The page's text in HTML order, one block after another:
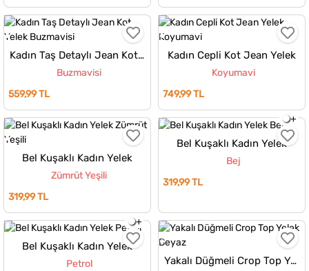
Kadın Taş Detaylı Jean Kot Yelek
Buzmavisi
559,99 TL
Kadın Cepli Kot Jean Yelek
Koyumavi
749,99 TL
Bel Kuşaklı Kadın Yelek
Zümrüt Yeşili
319,99 TL
Bel Kuşaklı Kadın Yelek
Bej
319,99 TL
Bel Kuşaklı Kadın Yelek
Petrol
Yakalı Düğmeli Crop Top Yelek